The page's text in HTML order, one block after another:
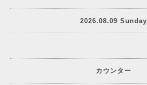
2026.08.09 Sunday
カウンター